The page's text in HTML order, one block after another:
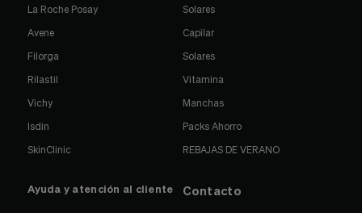
La Roche Posay
Avene
Filorga
Rilastil
Vichy
Isdin
SkinClinic
Solares
Capilar
Solares
Vitamina
Manchas
Packs Ahorro
REBAJAS DE VERANO
Ayuda y atención al cliente Contacto